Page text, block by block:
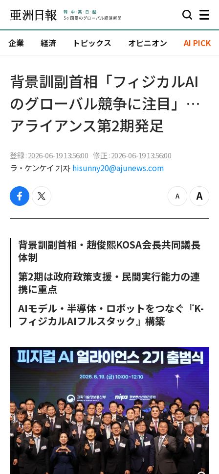
企業 経済 トピックス オピニオン AI PICK
背景訓副首相「フィジカルAI
のグローバル競争に注目」…
アライアンス第2期発足
登録 : 2026-06-19 13:56:00 修正 : 2026-06-19 13:56:00
ラ・ケンケイ 기자 hisunny20@ajunews.com
f
c
b
o
o
k
t
i
e
z
o
u
Z
o
n
背景訓副首相・趙俊熙KOSA会長共同議長
体制
第2期は政府政策支援・民間実行能力の連
携に重点
AIモデル・半導体・ロボットをつなぐ『K-
フィジカルAIフルスタック』構築